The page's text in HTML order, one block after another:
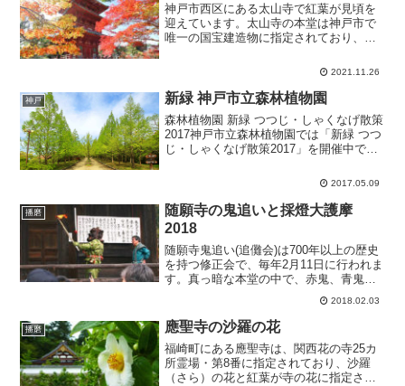
神戸市西区にある太山寺で紅葉が見頃を
迎えています。太山寺の本堂は神戸市で
唯一の国宝建造物に指定されており、周
れ、コジイやウバメガシの原生林は縄文
時代からの原生林と言われ、兵庫県の天
然記念物、兵庫風景100選...
2021.11.26
神戸 新緑 神戸市立森林植物園
森林植物園 新緑 つつじ・しゃくなげ散策
2017神戸市立森林植物園では「新緑 つつ
じ・しゃくなげ散策2017」を開催中で
ツジを12種と、日本原産のツツジ・シャ
程 20...
2017.05.09
播磨
随願寺の鬼追いと採燈大護摩
2018
随願寺鬼追い(追儺会)は700年以上の歴史
を持つ修正会で、毎年2月11日に行われま
す。真っ暗な本堂の中で、赤鬼、青鬼、
空鬼、子鬼が松明を手に、ホラ貝と鐘の
音にあわせて踊ります。鬼追いが終わる
と餅まきが行われます。その後、山伏に
よる採燈大護摩...
2018.02.03
播磨 應聖寺の沙羅の花
福崎町にある應聖寺は、関西花の寺25カ
所霊場・第8番に指定されており、沙羅
（さら）の花と紅葉が寺の花に指定され